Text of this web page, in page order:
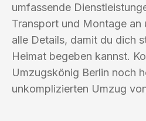
umfassende
Transport und Montage an
alle Details, damit du dich
Heimat begeben kannst.
Umzugskönig Berlin noch
unkomplizierten Umzug